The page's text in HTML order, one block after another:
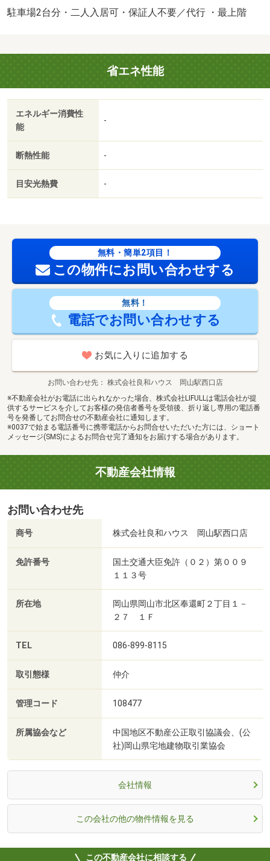
駐車場2台分・二人入居可・保証人不要／代行 ・最上階
省エネ性能
エネルギー消費性
能
-
断熱性能 -
目安光熱費 -
無料・簡単2項目！
この物件にお問い合わせする
無料！
電話でお問い合わせする
お気に入りに追加する
お問い合わせ先
株式会社良和ハウス 岡山駅西口店
※不動産会社がお電話に出られなかった場合、株式会社LIFULLは電話会社が提
供するサービスを介してお客様の発信者番号を受領後、折り返し専用の電話番
号を発番してお問合せの不動産会社に通知します。
※0037で始まる電話番号に携帯電話からお問合せいただいた方には、ショート
メッセージ(SMS)によるお問合せ完了通知をお届けする場合があります。
不動産会社情報
お問い合わせ先
商号 株式会社良和ハウス 岡山駅西口店
免許番号
国土交通大臣免許（０２）第００９
１１３号
所在地
岡山県岡山市北区奉還町２丁目１－
２７ １Ｆ
TEL 086-899-8115
取引態様 仲介
管理コード 108477
所属協会など
中国地区不動産公正取引協議会、(公
社)岡山県宅地建物取引業協会
会社情報
この会社の他の物件情報を見る
この不動産会社に相談する